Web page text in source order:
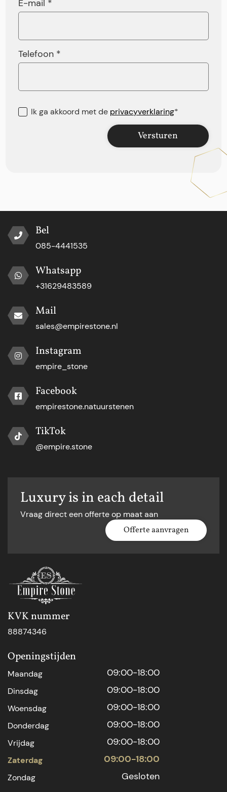
E-mail *
Telefoon *
Ik ga akkoord met de privacyverklaring*
Versturen
Bel
085-4441535
Whatsapp
+31629483589
Mail
sales@empirestone.nl
Instagram
empire_stone
Facebook
empirestone.natuurstenen
TikTok
@empire.stone
Luxury is in each detail
Vraag direct een offerte op maat aan
Offerte aanvragen
KVK nummer
88874346
Openingstijden
Maandag 09:00-18:00
Dinsdag 09:00-18:00
Woensdag 09:00-18:00
Donderdag 09:00-18:00
Vrijdag 09:00-18:00
Zaterdag 09:00-18:00
Zondag Gesloten